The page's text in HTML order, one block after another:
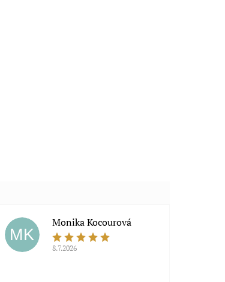
MK
Monika Kocourová
8.7.2026